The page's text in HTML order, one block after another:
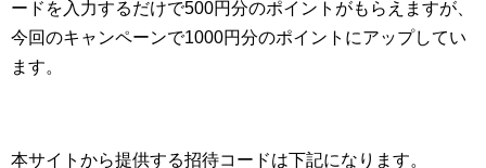
ードを入力するだけで500円分のポイントがもらえますが、
今回のキャンペーンで1000円分のポイントにアップしてい
ます。
本サイトから提供する招待コードは下記になります。